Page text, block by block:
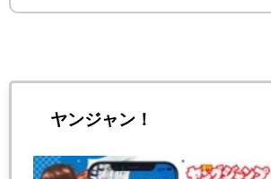
ヤンジャン！